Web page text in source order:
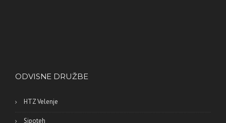
ODVISNE DRUŽBE
HTZ Velenje
Sipoteh